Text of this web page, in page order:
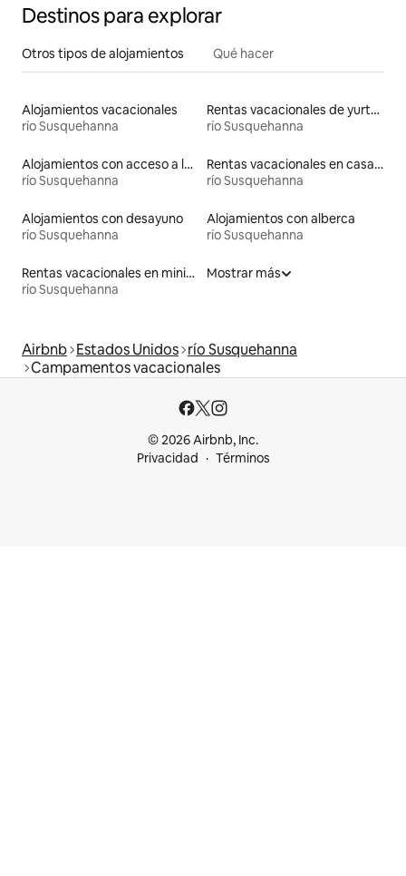
Destinos para explorar
Otros tipos de alojamientos Qué hacer
Alojamientos vacacionales
río Susquehanna
Rentas vacacionales de yurtas
río Susquehanna
Alojamientos con acceso a las pistas de esquí
río Susquehanna
Rentas vacacionales en casas de huéspedes
río Susquehanna
Alojamientos con desayuno
río Susquehanna
Alojamientos con alberca
río Susquehanna
Rentas vacacionales en minicasas
río Susquehanna
Mostrar más
Airbnb Estados Unidos río Susquehanna
Campamentos vacacionales
© 2026 Airbnb, Inc.
Privacidad
Términos